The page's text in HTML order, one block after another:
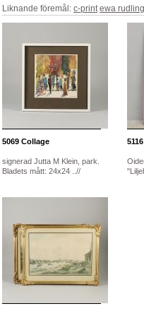
Liknande föremål: c-print ewa rudling
5069 Collage
signerad Jutta M Klein, park.
Bladets mått: 24x24 ..//
5116